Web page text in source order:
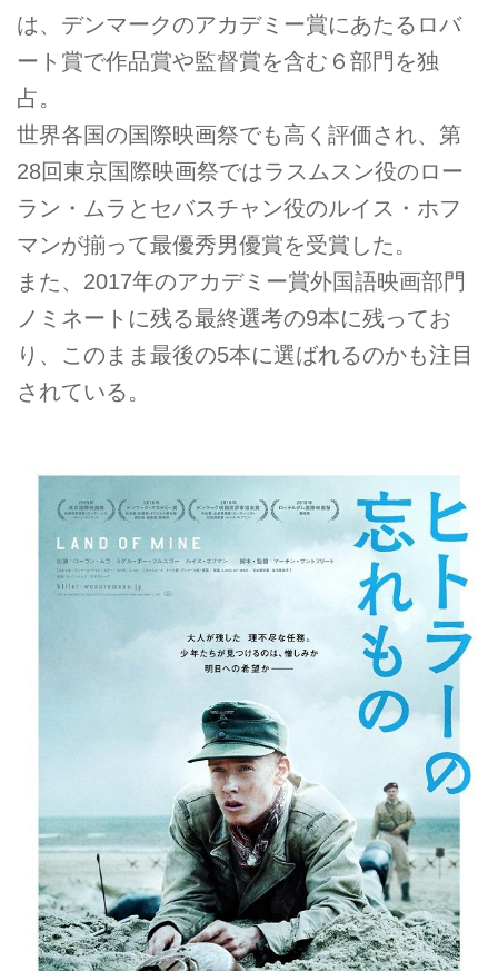
は、デンマークのアカデミー賞にあたるロバ
ート賞で作品賞や監督賞を含む６部門を独
占。
世界各国の国際映画祭でも高く評価され、第
28回東京国際映画祭ではラスムスン役のロー
ラン・ムラとセバスチャン役のルイス・ホフ
マンが揃って最優秀男優賞を受賞した。
また、2017年のアカデミー賞外国語映画部門
ノミネートに残る最終選考の9本に残ってお
り、このまま最後の5本に選ばれるのかも注目
されている。